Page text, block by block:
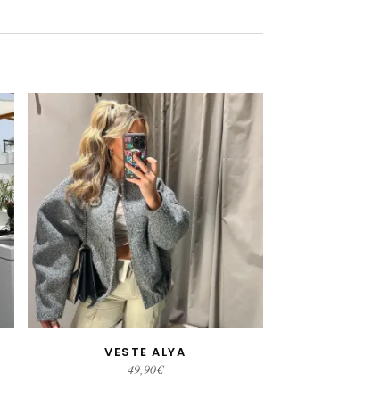
Ce produit a plusieurs variations. Les options peuvent être choisies sur la page du produit
CHOIX DES OPTIONS
Ce produit a plusieurs variations. Les options peuvent être choisies sur la page du produit
VESTE ALYA
49,90€